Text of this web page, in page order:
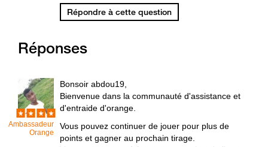
Répondre à cette question
Réponses
Ambassadeur
Orange
Bonsoir abdou19,
Bienvenue dans la communauté d'assistance et
d'entraide d'orange.
Vous pouvez continuer de jouer pour plus de
points et gagner au prochain tirage.